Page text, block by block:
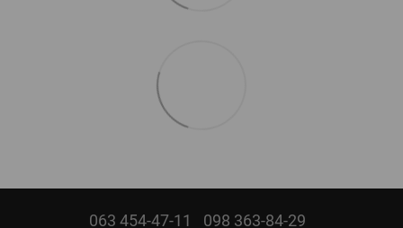
063 454-47-11 098 363-84-29